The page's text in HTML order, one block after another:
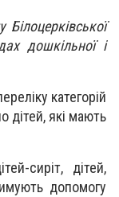
дошкільної і
категорій
дітей, які мають
сиріт, дітей,
допо­могу